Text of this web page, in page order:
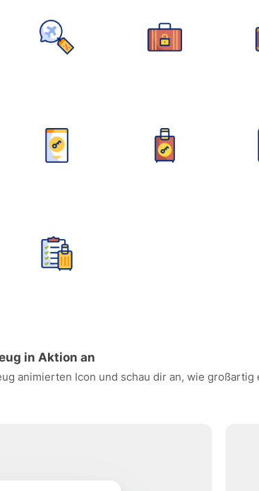
in Aktion an
animierten Icon und schau dir an, wie